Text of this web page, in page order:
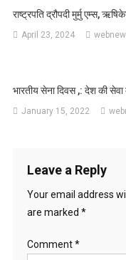
राष्ट्रपति द्रौपदी मुर्मु एम्स,
April 23, 2024
भारतीय सेना दिवस ,: देश की
January 15, 2022
Leave a Reply
Your email address
are marked *
Comment*